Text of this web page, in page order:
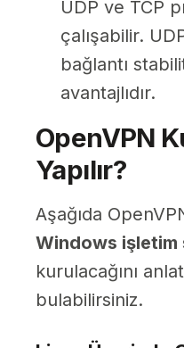
UDP ve TCP
çalışabilir.
bağlantı
avantajlıdır.
OpenVPN
Yapılır?
Aşağıda
Windows işletim
kurulacağını
bulabilirsiniz.